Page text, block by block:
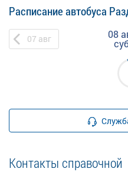
Расписание автобуса
07 авг 08
Контакты справочной